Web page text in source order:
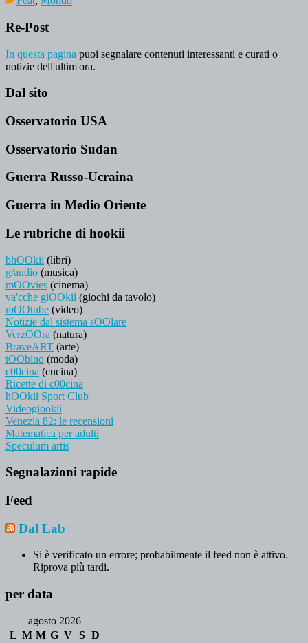
Re-Post
In questa pagina puoi segnalare contenuti interessanti e curati o
notizie dell'ultim'ora.
Dal sito
Osservatorio USA
Osservatorio Sudan
Guerra Russo-Ucraina
Guerra in Medio Oriente
Le rubriche di hookii
bhOOkii (libri)
g/audio (musica)
mOOvies (cinema)
va'cche giOOkii (giochi da tavolo)
mOOtube (video)
Notizie dal sistema sOOlare
VerzOOra (natura)
BraveART (arte)
tOObino (moda)
c00cina (cucina)
Ricette di c00cina
hOOkii Sport Club
Videogiookii
Venezia 82: le recensioni
Matematica per adulti
Speculum artis
Segnalazioni rapide
Feed
Dal Lab
Si è verificato un errore; probabilmente il feed non è attivo.
Riprova più tardi.
per data
agosto 2026
L M M G V S D